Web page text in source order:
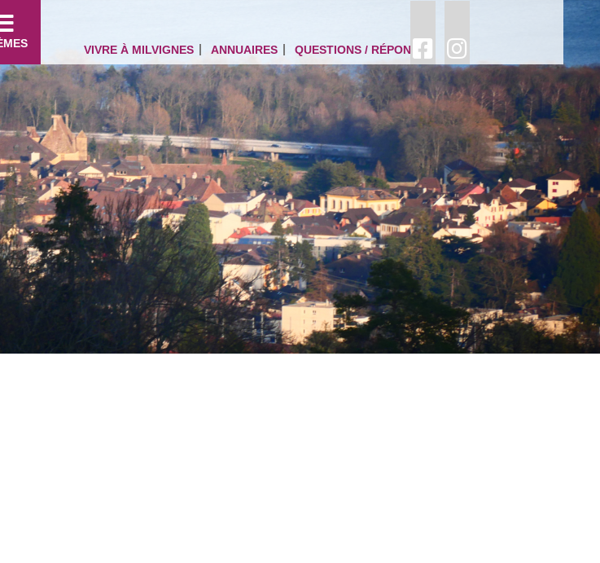
VIVRE À MILVIGNES ANNUAIRES QUESTIONS / RÉPONSES